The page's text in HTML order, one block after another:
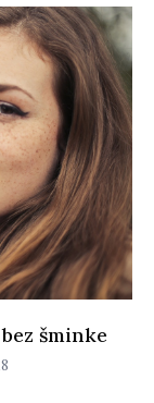
šminke